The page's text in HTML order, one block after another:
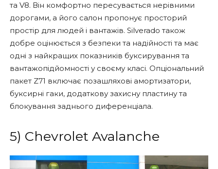
та V8. Він комфортно пересувається нерівними
дорогами, а його салон пропонує просторий
простір для людей і вантажів. Silverado також
добре оцінюється з безпеки та надійності та має
одні з найкращих показників буксирування та
вантажопідйомності у своєму класі. Опціональний
пакет Z71 включає позашляхові амортизатори,
буксирні гаки, додаткову захисну пластину та
блокування заднього диференціала.
5) Chevrolet Avalanche